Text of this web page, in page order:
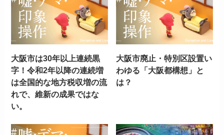
大阪市は30年以上連続黒
字！令和2年以降の連続増
は全国的な地方税収増の流
れで、維新の成果ではな
い。
大阪市廃止・特別区設置い
わゆる「大阪都構想」と
は？